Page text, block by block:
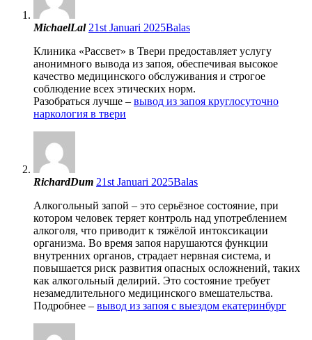
MichaelLal 21st Januari 2025Balas
Клиника «Рассвет» в Твери предоставляет услугу
анонимного вывода из запоя, обеспечивая высокое
качество медицинского обслуживания и строгое
соблюдение всех этических норм.
Разобраться лучше – вывод из запоя круглосуточно
наркология в твери
RichardDum 21st Januari 2025Balas
Алкогольный запой – это серьёзное состояние, при
котором человек теряет контроль над употреблением
алкоголя, что приводит к тяжёлой интоксикации
организма. Во время запоя нарушаются функции
внутренних органов, страдает нервная система, и
повышается риск развития опасных осложнений, таких
как алкогольный делирий. Это состояние требует
незамедлительного медицинского вмешательства.
Подробнее – вывод из запоя с выездом екатеринбург